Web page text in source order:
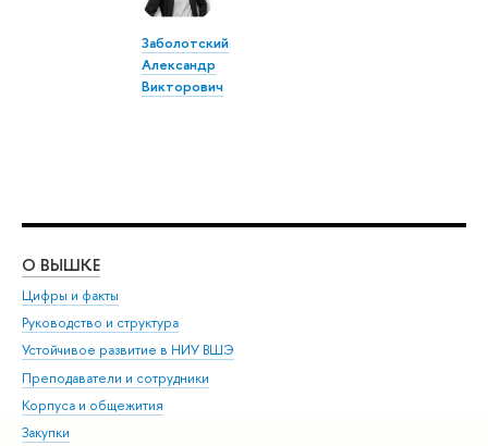
Заболотский
Александр
Викторович
О ВЫШКЕ
Цифры и факты
Руководство и структура
Устойчивое развитие в НИУ ВШЭ
Преподаватели и сотрудники
Корпуса и общежития
Закупки